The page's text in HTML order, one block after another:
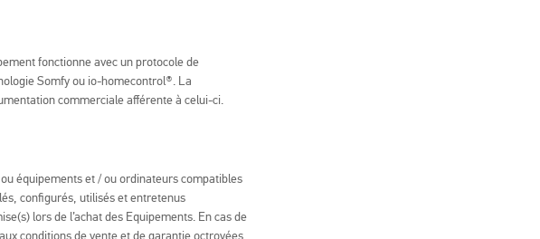
fonctionne avec un protocole de
Somfy ou io-homecontrol®. La
commerciale afférente à celui-ci.
équipements et / ou ordinateurs compatibles
configurés, utilisés et entretenus
lors de l’achat des Equipements. En cas de
conditions de vente et de garantie octroyées